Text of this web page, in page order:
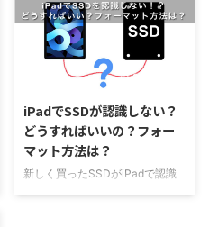
にしてしまうと、停電などの障害
でデータが全損してしまった！！
なんて悲しいことになる可能性も
あります。 この記事では、それ
ぞれのフォーマット形式の違いを
境にあったフォーマット形式選び
の参考にしてください。 【結
論】各フォーマット形式の違いま
とめ
2022/11/20
iPadでSSDが認識しない？
どうすればいいの？フォー
マット方法は？
新しく買ったSSDがiPadで認識